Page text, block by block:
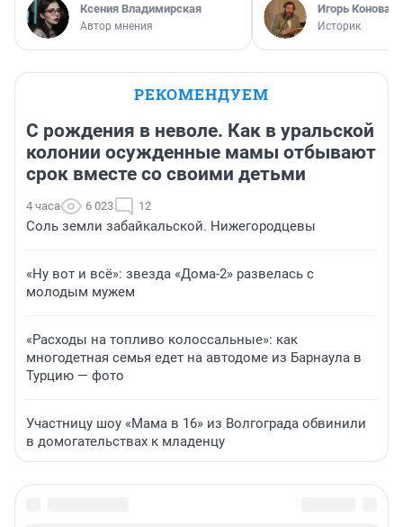
Ксения Владимирская
Автор мнения
Игорь
Историк
РЕКОМЕНДУЕМ
С рождения в неволе. Как в уральской
колонии осужденные мамы отбывают
срок вместе со своими детьми
4 часа 6 023 12
Соль земли забайкальской. Нижегородцевы
«Ну вот и всё»: звезда «Дома-2» развелась с
молодым мужем
«Расходы на топливо колоссальные»: как
многодетная семья едет на автодоме из Барнаула в
Турцию — фото
Участницу шоу «Мама в 16» из Волгограда обвинили
в домогательствах к младенцу